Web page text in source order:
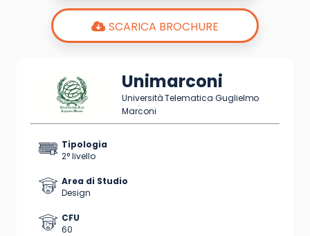
SCARICA BROCHURE
Unimarconi
Università Telematica Guglielmo
Marconi
Tipologia
2° livello
Area di Studio
Design
CFU
60